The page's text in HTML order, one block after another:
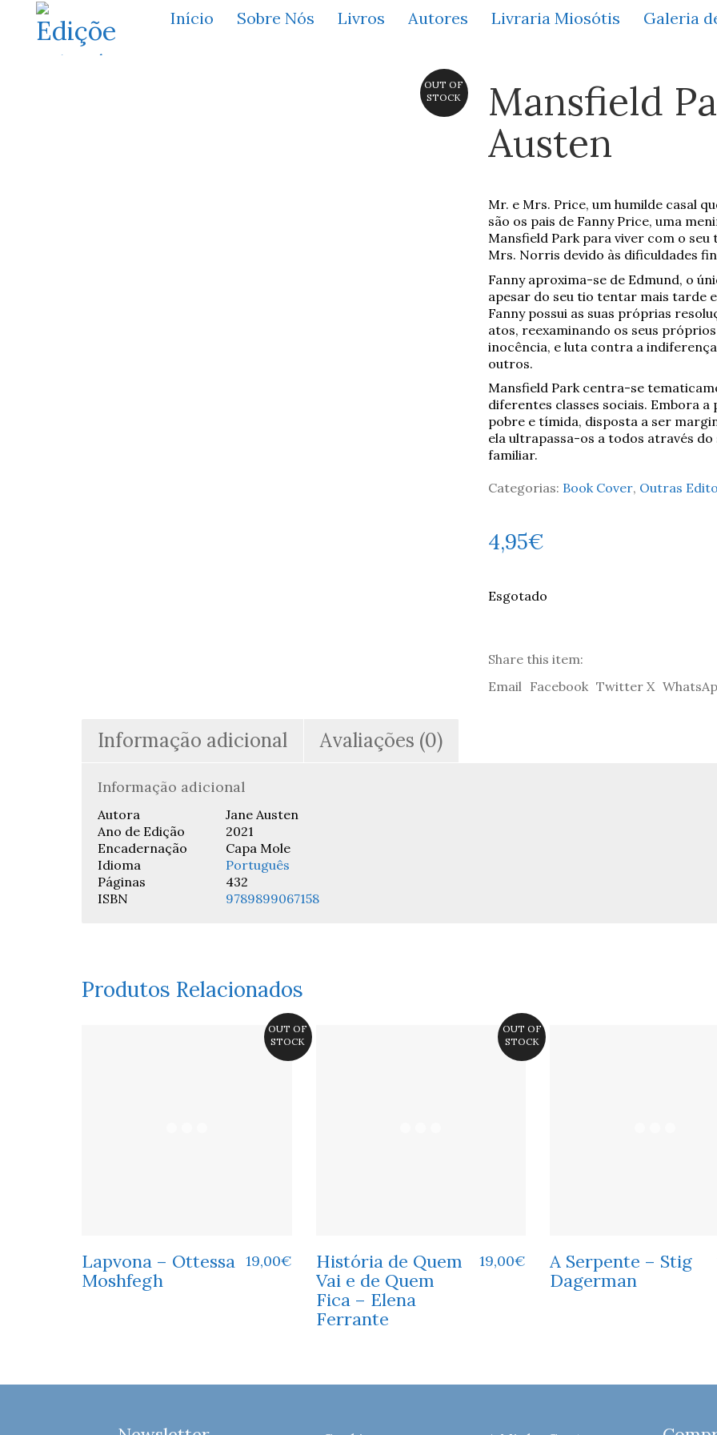
Início Sobre Nós Livros Autores Livraria Miosótis Galeria
OUT OF
STOCK
Mansfield
Austen
Mr. e Mrs. Price, um humilde casal
são os pais de Fanny Price, uma
Mansfield Park para viver com o
Mrs. Norris devido às dificuldades
Fanny aproxima-se de Edmund, o
apesar do seu tio tentar mais tarde
Fanny possui as suas próprias
atos, reexaminando os seus
inocência, e luta contra a
outros.
Mansfield Park centra-se
diferentes classes sociais. Embora
pobre e tímida, disposta a ser
ela ultrapassa-os a todos através
familiar.
Categorias: Book Cover, Outras
4,95€
Esgotado
Share this item:
Email Facebook Twitter X
Informação adicional Avaliações (0)
Informação adicional
Autora
Jane Austen
Ano de Edição
2021
Encadernação
Capa Mole
Idioma
Português
Páginas
432
ISBN
9789899067158
Produtos Relacionados
OUT OF
STOCK
Lapvona – Ottessa
Moshfegh
19,00€
OUT OF
STOCK
História de Quem
Vai e de Quem
Fica – Elena
Ferrante
19,00€
A Serpente – Stig
Dagerman